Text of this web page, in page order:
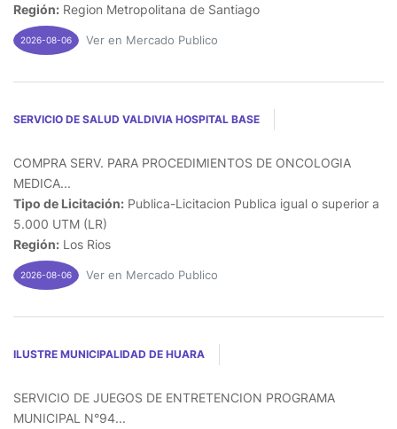
Región: Region Metropolitana de Santiago
2026-08-06 Ver en Mercado Publico
SERVICIO DE SALUD VALDIVIA HOSPITAL BASE
COMPRA SERV. PARA PROCEDIMIENTOS DE ONCOLOGIA
MEDICA...
Tipo de Licitación: Publica-Licitacion Publica igual o superior a
5.000 UTM (LR)
Región: Los Rios
2026-08-06 Ver en Mercado Publico
ILUSTRE MUNICIPALIDAD DE HUARA
SERVICIO DE JUEGOS DE ENTRETENCION PROGRAMA
MUNICIPAL N°94...